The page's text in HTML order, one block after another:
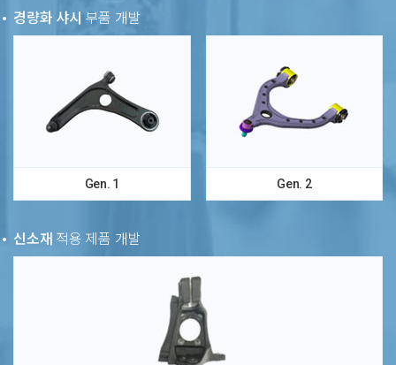
경량화 샤시 부품 개발
Gen. 1 Gen. 2
신소재 적용 제품 개발